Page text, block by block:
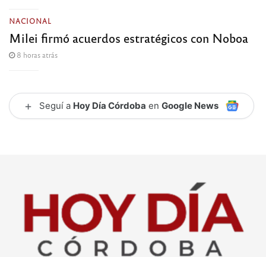
NACIONAL
Milei firmó acuerdos estratégicos con Noboa
8 horas atrás
+ Seguí a Hoy Día Córdoba en Google News